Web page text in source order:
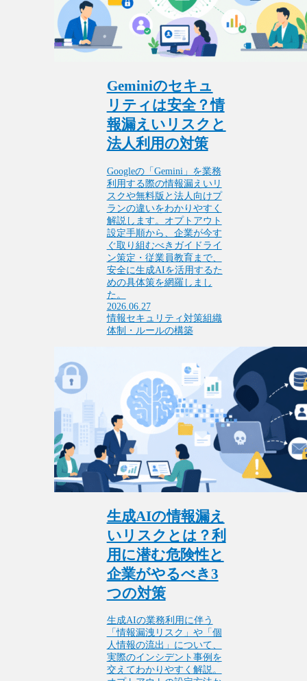
Geminiのセキュ
リティは安全？情
報漏えいリスクと
法人利用の対策
Googleの「Gemini」を業務
利用する際の情報漏えいリ
スクや無料版と法人向けプ
ランの違いをわかりやすく
解説します。オプトアウト
設定手順から、企業が今す
ぐ取り組むべきガイドライ
ン策定・従業員教育まで、
安全に生成AIを活用するた
めの具体策を網羅しまし
た。
2026.06.27
情報セキュリティ対策組織
体制・ルールの構築
生成AIの情報漏え
いリスクとは？利
用に潜む危険性と
企業がやるべき3
つの対策
生成AIの業務利用に伴う
「情報漏洩リスク」や「個
人情報の流出」について、
実際のインシデント事例を
交えてわかりやすく解説。